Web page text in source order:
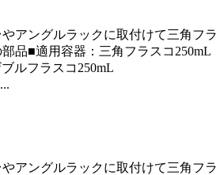
アングルラックに取付けて三角フラ
品■適用容器：三角フラスコ250mL
ルフラスコ250mL
アングルラックに取付けて三角フラ